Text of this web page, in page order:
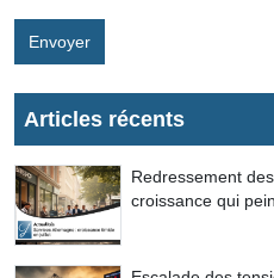
Envoyer
Articles récents
Redressement
croissance qui